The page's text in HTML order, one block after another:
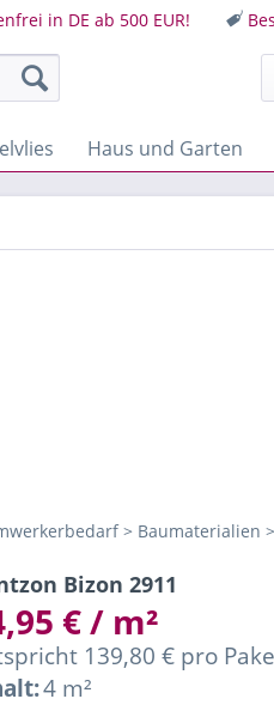
in DE ab 500 EUR!
Haus und Garten
> Baumaterialien
Bizon 2911
€ / m²
139,80 € pro
4 m²